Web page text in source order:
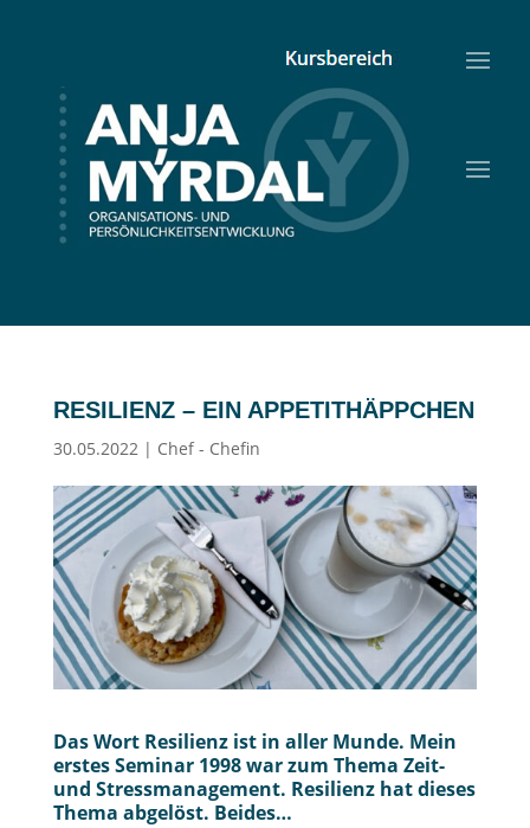
RESILIENZ – EIN APPETITHÄPPCHEN
30.05.2022| Chef - Chefin
Das Wort Resilienz ist in aller Munde. Mein
erstes Seminar 1998 war zum Thema Zeit-
und Stressmanagement. Resilienz hat dieses
Thema abgelöst. Beides…